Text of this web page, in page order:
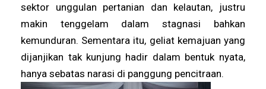
sektor unggulan pertanian dan kelautan, justru
makin tenggelam dalam stagnasi bahkan
kemunduran. Sementara itu, geliat kemajuan yang
dijanjikan tak kunjung hadir dalam bentuk nyata,
hanya sebatas narasi di panggung pencitraan.